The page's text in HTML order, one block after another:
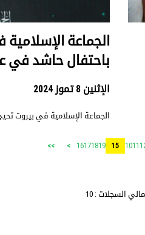
الجماعة
باحتفال حاشد في
الإثنين 8 تموز 2024
الجماعة الإسلامية في بيروت
1011
15
16171819
>
>>
السجلات : 10